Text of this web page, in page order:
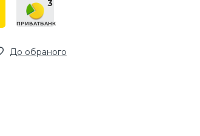
3
ПРИВАТБАНК
До обраного